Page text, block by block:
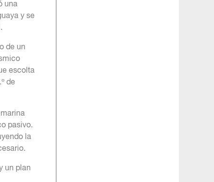
una
y se
de un
escolta
de
pasivo.
la
un plan